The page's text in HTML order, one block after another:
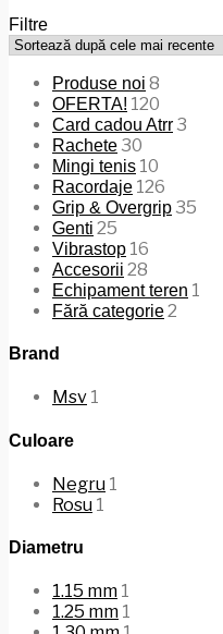
Filtre
Produse noi 8
OFERTA! 120
Card cadou Atrr3
Rachete30
Mingi tenis 10
Racordaje 126
Grip & Overgrip35
Genti 25
Vibrastop 16
Accesorii 28
Echipament teren 1
Fără categorie2
Brand
Msv 1
Culoare
Negru 1
Rosu 1
Diametru
1.15 mm 1
1.25 mm 1